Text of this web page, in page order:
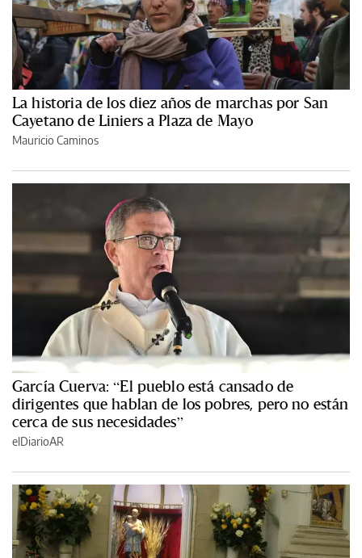
La historia de los diez años de marchas por San
Cayetano de Liniers a Plaza de Mayo
Mauricio Caminos
García Cuerva: “El pueblo está cansado de
dirigentes que hablan de los pobres, pero no están
cerca de sus necesidades”
elDiarioAR